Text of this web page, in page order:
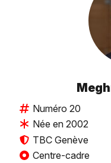
Numéro 20
Née en 2002
TBC Genève
Centre-cadre